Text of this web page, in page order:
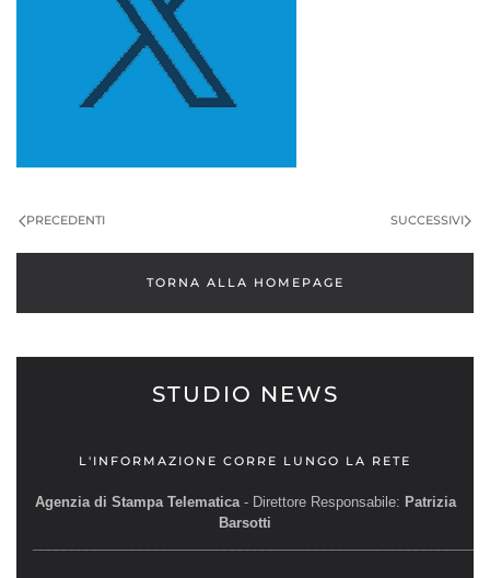
PRECEDENTI SUCCESSIVI
TORNA ALLA HOMEPAGE
STUDIO NEWS
L'INFORMAZIONE CORRE LUNGO LA RETE
Agenzia di Stampa Telematica- Direttore Responsabile: Patrizia
Barsotti